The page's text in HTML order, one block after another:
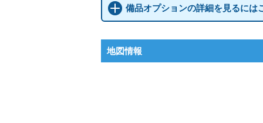
備品オプションの詳細を見るには
地図情報